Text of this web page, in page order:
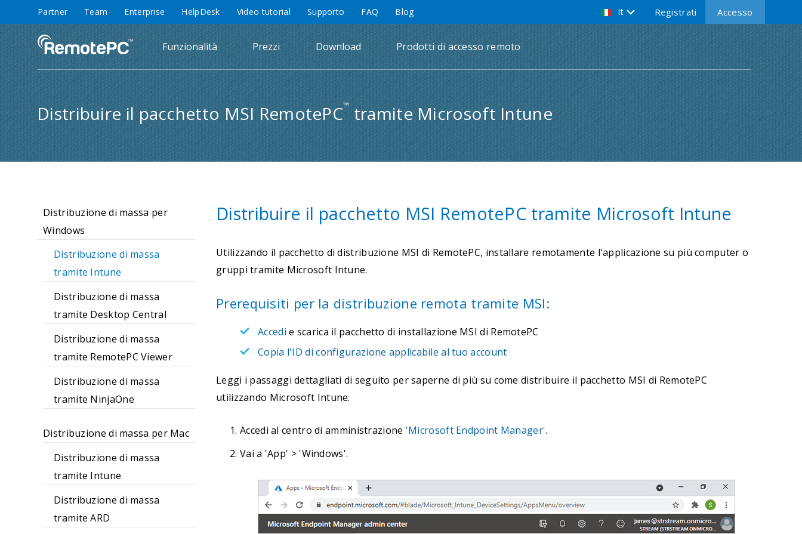
Partner Team Enterprise HelpDesk Video tutorial Supporto FAQ Blog It Accesso
Registrati
Funzionalità Prezzi Download Prodotti di accesso remoto
Distribuire il pacchetto MSI RemotePC™ tramite Microsoft Intune
Distribuzione di massa per
Windows
Distribuzione di massa
tramite Intune
Distribuzione di massa
tramite Desktop Central
Distribuzione di massa
tramite RemotePC Viewer
Distribuzione di massa
tramite NinjaOne
Distribuzione di massa per Mac
Distribuzione di massa
tramite Intune
Distribuzione di massa
tramite ARD
Distribuire il pacchetto MSI RemotePC tramite Microsoft Intune
Utilizzando il pacchetto di distribuzione MSI di RemotePC, installare remotamente l'applicazione su più computer o
gruppi tramite Microsoft Intune.
Prerequisiti per la distribuzione remota tramite MSI:
Accedi e scarica il pacchetto di installazione MSI di RemotePC
Copia l'ID di configurazione applicabile al tuo account
Leggi i passaggi dettagliati di seguito per saperne di più su come distribuire il pacchetto MSI di RemotePC
utilizzando Microsoft Intune.
Accedi al centro di amministrazione 'Microsoft Endpoint Manager'.
Vai a 'App' > 'Windows'.